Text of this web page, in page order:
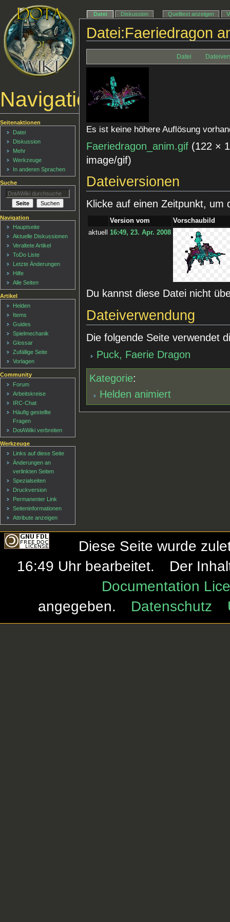
Datei:Faeriedragon
Datei
Es ist keine höhere Auflösung
Faeriedragon_anim.gif (122 ×
image/gif)
Dateiversionen
Klicke auf einen Zeitpunkt, um
Version vom
Vorschaubild
aktuell
16:49, 23. Apr. 2008
Du kannst diese Datei nicht
Dateiverwendung
Die folgende Seite verwendet
Puck, Faerie Dragon
Kategorie:
Helden animiert
Navigationsmenü
Datei Diskussion Quelltext anzeigen
Seitenaktionen
Datei
Diskussion
Mehr
Werkzeuge
In anderen Sprachen
Suche
Navigation
Hauptseite
Aktuelle Diskussionen
Veraltete Artikel
ToDo Liste
Letzte Änderungen
Hilfe
Alle Seiten
Artikel
Helden
Items
Guides
Spielmechanik
Glossar
Zufällige Seite
Vorlagen
Community
Forum
Arbeitskreise
IRC-Chat
Häufig gestellte
Fragen
DotAWiki verbreiten
Werkzeuge
Links auf diese Seite
Änderungen an
verlinkten Seiten
Spezialseiten
Druckversion
Permanenter Link
Seiten­informationen
Attribute anzeigen
Diese Seite wurde
16:49 Uhr bearbeitet.
Der
Documentation
angegeben.
Datenschutz